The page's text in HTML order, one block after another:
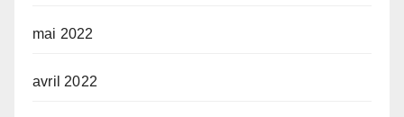
mai 2022
avril 2022